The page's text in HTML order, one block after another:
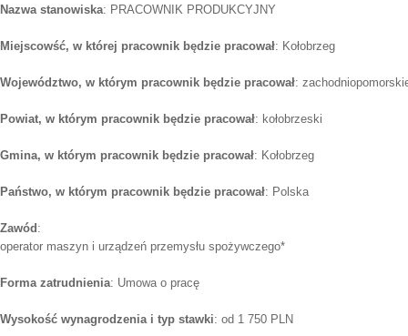
Nazwa stanowiska: PRACOWNIK PRODUKCYJNY
Miejscowść, w której pracownik będzie pracował: Kołobrzeg
Województwo, w którym pracownik będzie pracował:
Powiat, w którym pracownik będzie pracował: kołobrzeski
Gmina, w którym pracownik będzie pracował: Kołobrzeg
Państwo, w którym pracownik będzie pracował: Polska
Zawód :
operator maszyn i urządzeń przemysłu spożywczego*
Forma zatrudnienia: Umowa o pracę
Wysokość wynagrodzenia i typ stawki: od 1 750 PLN